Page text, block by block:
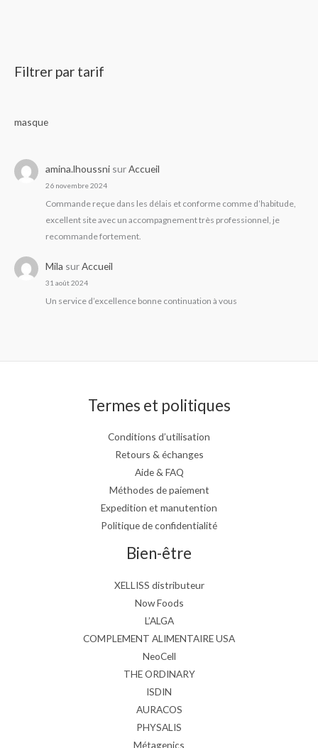
Filtrer par tarif
masque
amina.lhoussni surAccueil
26 novembre 2024
Commande reçue dans les délais et conforme comme d’habitude,
excellent site avec un accompagnement très professionnel, je
recommande fortement.
Mila surAccueil
31 août 2024
Un service d’excellence bonne continuation à vous
Termes et politiques
Conditions d’utilisation
Retours & échanges
Aide & FAQ
Méthodes de paiement
Expedition et manutention
Politique de confidentialité
Bien-être
XELLISS distributeur
Now Foods
L’ALGA
COMPLEMENT ALIMENTAIRE USA
NeoCell
THE ORDINARY
ISDIN
AURACOS
PHYSALIS
Métagenics